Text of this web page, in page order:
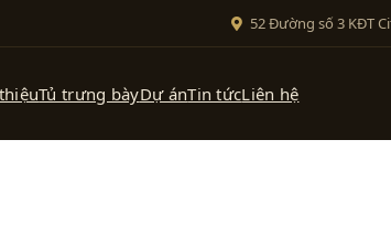
52 Đường số 3 KĐT
Tủ trưng bàyDự ánTin tứcLiên hệ